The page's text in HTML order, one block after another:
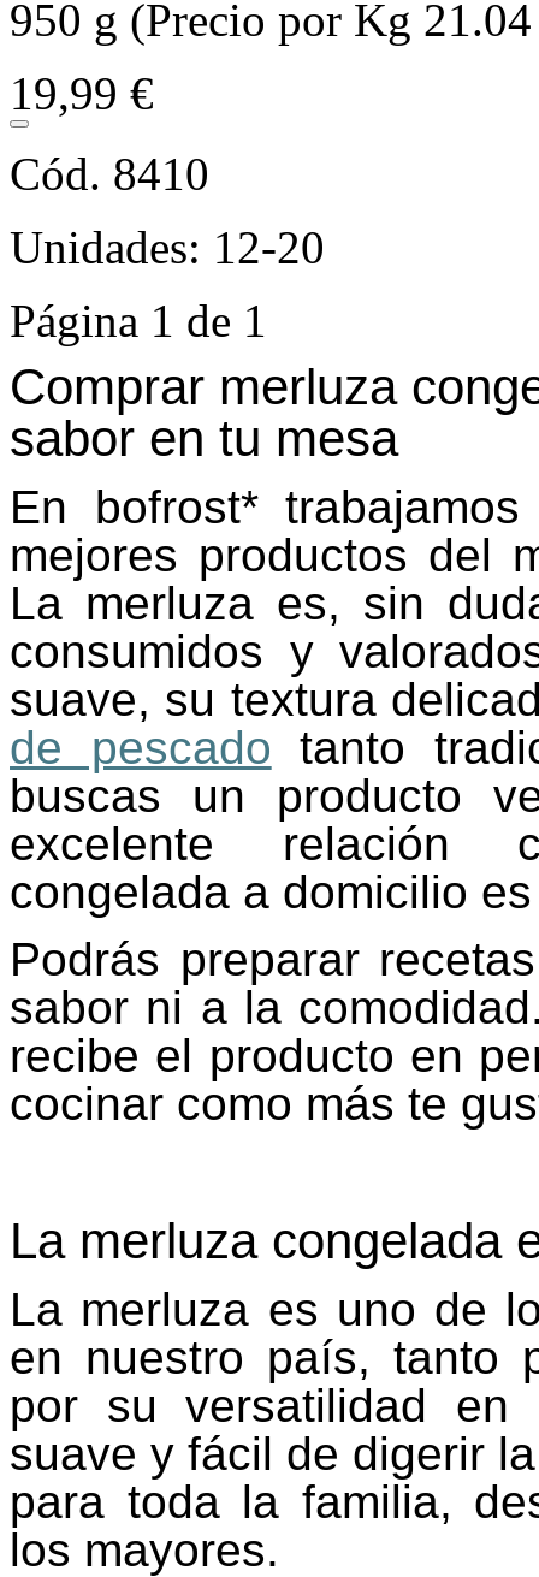
950 g (Precio por Kg
19,99 €
Cód. 8410
Unidades: 12-20
Página 1 de 1
Comprar merluza
sabor en tu mesa
En bofrost*
mejores productos del
La merluza es, sin
consumidos y
suave, su textura
de pescado tanto
buscas un producto
excelente relación
congelada a domicilio
Podrás preparar
sabor ni a la
recibe el producto en
cocinar como más te
La merluza congelada
La merluza es uno de
en nuestro país, tanto
por su versatilidad en
suave y fácil de digerir
para toda la familia,
los mayores.